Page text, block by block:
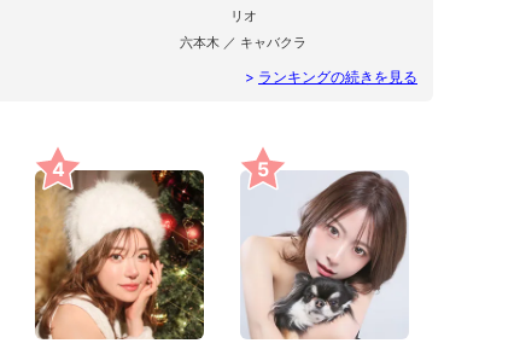
リオ
六本木 ／ キャバクラ
> ランキングの続きを見る
4 5